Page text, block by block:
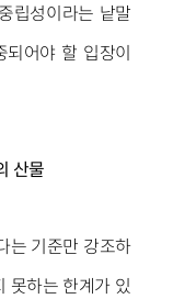
립성이라는 낱말
어야 할 입장이
산물
는 기준만 강조하
못하는 한계가 있